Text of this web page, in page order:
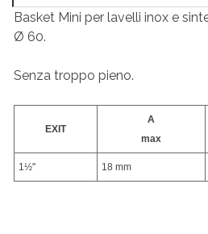
Basket Mini per lavelli inox e
Ø 60.
Senza troppo pieno.
EXIT
A
max
1½" 18 mm